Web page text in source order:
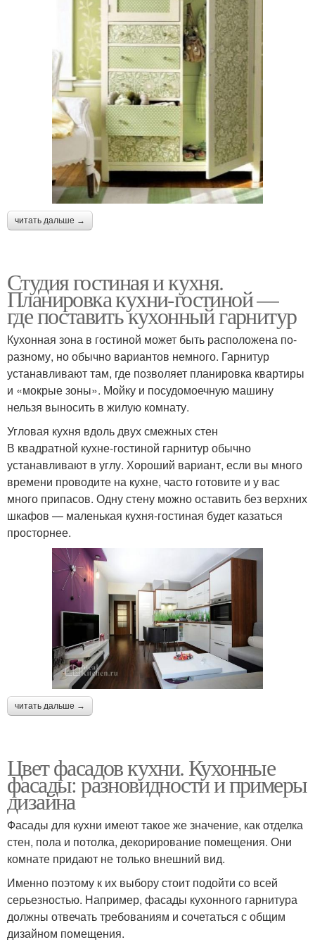
читать дальше →
Студия гостиная и кухня.
Планировка кухни-гостиной —
где поставить кухонный гарнитур
Кухонная зона в гостиной может быть расположена по-
разному, но обычно вариантов немного. Гарнитур
устанавливают там, где позволяет планировка квартиры
и «мокрые зоны». Мойку и посудомоечную машину
нельзя выносить в жилую комнату.
Угловая кухня вдоль двух смежных стен
В квадратной кухне-гостиной гарнитур обычно
устанавливают в углу. Хороший вариант, если вы много
времени проводите на кухне, часто готовите и у вас
много припасов. Одну стену можно оставить без верхних
шкафов — маленькая кухня-гостиная будет казаться
просторнее.
читать дальше →
Цвет фасадов кухни. Кухонные
фасады: разновидности и примеры
дизайна
Фасады для кухни имеют такое же значение, как отделка
стен, пола и потолка, декорирование помещения. Они
комнате придают не только внешний вид.
Именно поэтому к их выбору стоит подойти со всей
серьезностью. Например, фасады кухонного гарнитура
должны отвечать требованиям и сочетаться с общим
дизайном помещения.